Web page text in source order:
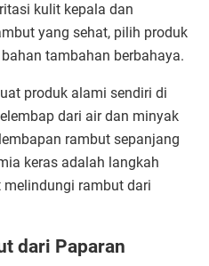
kulit kepala dan
yang sehat, pilih produk
tambahan berbahaya.
produk alami sendiri di
dari air dan minyak
rambut sepanjang
keras adalah langkah
rambut dari
dari Paparan